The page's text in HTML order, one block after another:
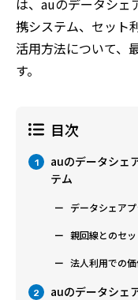
は、auのデータシェ
携システム、セット
活用方法について、
す。
目次
1
auのデータシェ
テム
データシェア
親回線とのセ
法人利用での
2
auのデータシェ